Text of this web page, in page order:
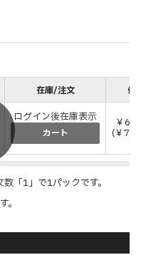
在庫/注文 価
ログイン後在庫表示
カート
￥
(￥
「1」で1パックです。